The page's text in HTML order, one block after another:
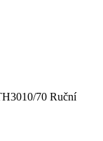
70 Ruční